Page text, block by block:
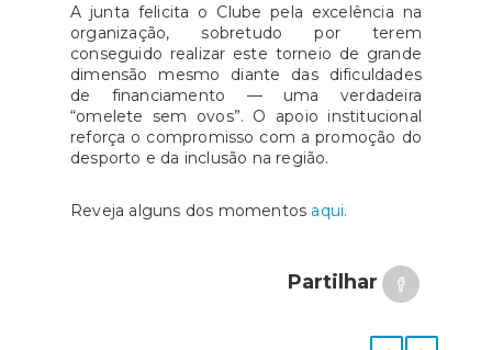
A junta felicita o Clube pela excelência na
organização, sobretudo por terem
conseguido realizar este torneio de grande
dimensão mesmo diante das dificuldades
de financiamento — uma verdadeira
“omelete sem ovos”. O apoio institucional
reforça o compromisso com a promoção do
desporto e da inclusão na região.
Reveja alguns dos momentos aqui.
Partilhar